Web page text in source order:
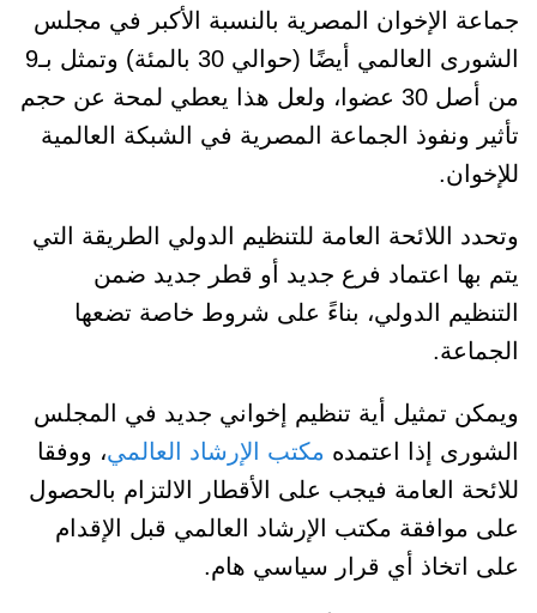
جماعة الإخوان المصرية بالنسبة الأكبر في مجلس
الشورى العالمي أيضًا (حوالي 30 بالمئة) وتمثل بـ9
من أصل 30 عضوا، ولعل هذا يعطي لمحة عن حجم
تأثير ونفوذ الجماعة المصرية في الشبكة العالمية
للإخوان.
وتحدد اللائحة العامة للتنظيم الدولي الطريقة التي
يتم بها اعتماد فرع جديد أو قطر جديد ضمن
التنظيم الدولي، بناءً على شروط خاصة تضعها
الجماعة.
ويمكن تمثيل أية تنظيم إخواني جديد في المجلس
الشورى إذا اعتمده مكتب الإرشاد العالمي، ووفقا
للائحة العامة فيجب على الأقطار الالتزام بالحصول
على موافقة مكتب الإرشاد العالمي قبل الإقدام
على اتخاذ أي قرار سياسي هام.